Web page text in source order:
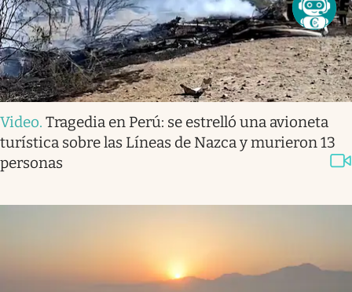
Video. Tragedia en Perú: se estrelló una avioneta
turística sobre las Líneas de Nazca y murieron 13
personas